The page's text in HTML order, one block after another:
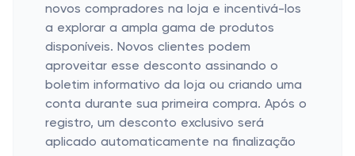
novos compradores na loja e incentivá-los
a explorar a ampla gama de produtos
disponíveis. Novos clientes podem
aproveitar esse desconto assinando o
boletim informativo da loja ou criando uma
conta durante sua primeira compra. Após o
registro, um desconto exclusivo será
aplicado automaticamente na finalização